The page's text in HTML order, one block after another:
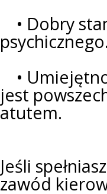
• Dobry
psychicznego.
•
jest
atutem.
Jeśli
zawód